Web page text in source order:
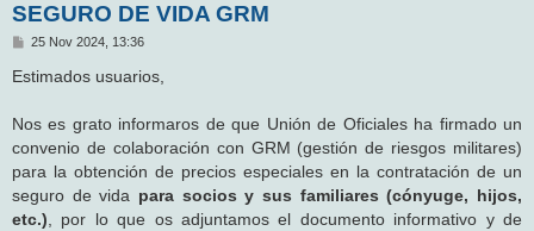
SEGURO DE VIDA GRM
M
n
s
e
25 Nov 2024, 13:36
Estimados usuarios,
Nos es grato informaros de que Unión de Oficiales ha firmado un
convenio de colaboración con GRM (gestión de riesgos militares)
para la obtención de precios especiales en la contratación de un
seguro de vida para socios y sus familiares (cónyuge, hijos,
etc.) , por lo que os adjuntamos el documento informativo y de